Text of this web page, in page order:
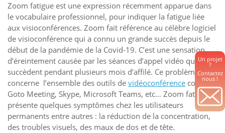
Un projet
?
Contactez
nous !
Zoom fatigue est une expression récemment apparue dans
le vocabulaire professionnel, pour indiquer la fatigue liée
aux visioconférences. Zoom fait référence au célèbre logiciel
de visioconférence qui a connu un grande succès depuis le
début de la pandémie de la Covid-19. C’est une sensation
d’éreintement causée par les séances d’appel vidéo qui se
succèdent pendant plusieurs mois d’affilé. Ce problème
concerne l’ensemble des outils de vidéoconférence comme
Goto Meeting, Skype, Microsoft Teams, etc… Zoom fatigue
présente quelques symptômes chez les utilisateurs
permanents entre autres : la réduction de la concentration,
des troubles visuels, des maux de dos et de tête.